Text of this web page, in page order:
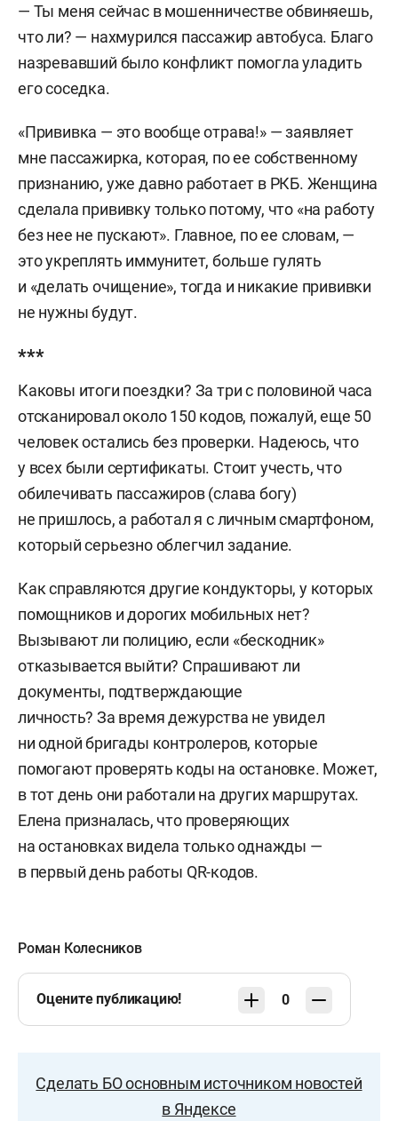
— Ты меня сейчас в мошенничестве обвиняешь,
что ли? — нахмурился пассажир автобуса. Благо
назревавший было конфликт помогла уладить
его соседка.
«Прививка — это вообще отрава!» — заявляет
мне пассажирка, которая, по ее собственному
признанию, уже давно работает в РКБ. Женщина
сделала прививку только потому, что «на работу
без нее не пускают». Главное, по ее словам, —
это укреплять иммунитет, больше гулять
и «делать очищение», тогда и никакие прививки
не нужны будут.
***
Каковы итоги поездки? За три с половиной часа
отсканировал около 150 кодов, пожалуй, еще 50
человек остались без проверки. Надеюсь, что
у всех были сертификаты. Стоит учесть, что
обилечивать пассажиров (слава богу)
не пришлось, а работал я с личным смартфоном,
который серьезно облегчил задание.
Как справляются другие кондукторы, у которых
помощников и дорогих мобильных нет?
Вызывают ли полицию, если «бескодник»
отказывается выйти? Спрашивают ли
документы, подтверждающие
личность? За время дежурства не увидел
ни одной бригады контролеров, которые
помогают проверять коды на остановке. Может,
в тот день они работали на других маршрутах.
Елена призналась, что проверяющих
на остановках видела только однажды —
в первый день работы QR-кодов.
Роман Колесников
Оцените публикацию! 0
Сделать БО основным источником новостей
в Яндексе